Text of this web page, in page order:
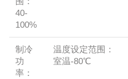
40-
100%
制冷
功
率：
温度设定范围：
室温-80℃